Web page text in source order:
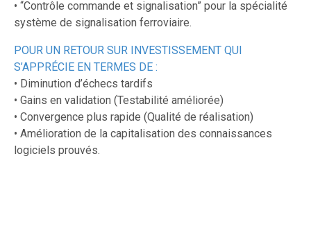
• “Contrôle commande et signalisation” pour la spécialité
système de signalisation ferroviaire.
POUR UN RETOUR SUR INVESTISSEMENT QUI
S’APPRÉCIE EN TERMES DE :
• Diminution d’échecs tardifs
• Gains en validation (Testabilité améliorée)
• Convergence plus rapide (Qualité de réalisation)
• Amélioration de la capitalisation des connaissances
logiciels prouvés.